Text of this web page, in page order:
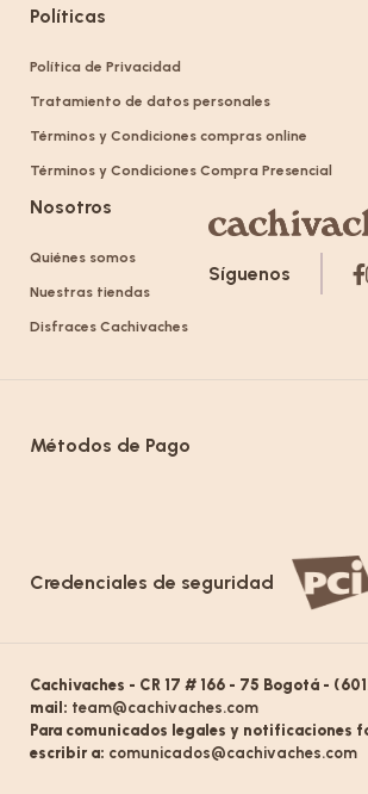
Políticas
Política de Privacidad
Tratamiento de datos personales
Términos y Condiciones compras online
Términos y Condiciones Compra Presencial
Nosotros
Quiénes somos
Nuestras tiendas
Disfraces Cachivaches
Síguenos
Métodos de Pago
Credenciales de seguridad
Cachivaches - CR 17 # 166 - 75 Bogotá -
mail: team@cachivaches.com
Para comunicados legales y notificaciones
escribir a: comunicados@cachivaches.com